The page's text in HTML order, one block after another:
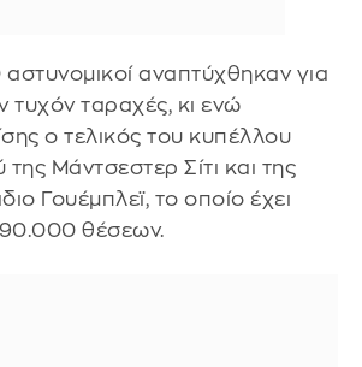
αναπτύχθηκαν για
τυχόν ταραχές, κι ενώ
ο τελικός του κυπέλλου
της Μάντσεστερ Σίτι και της
Γουέμπλεϊ, το οποίο έχει
θέσεων.